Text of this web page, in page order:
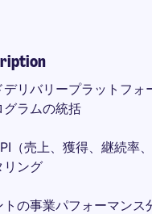
デリバリープラットフォ
グラムの統括
（売上、獲得、継続率
リング
トの事業パフォーマンス